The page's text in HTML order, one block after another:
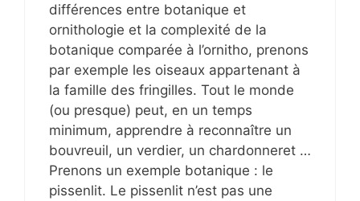
différences entre botanique et
ornithologie et la complexité de la
botanique comparée à l’ornitho, prenons
par exemple les oiseaux appartenant à
la famille des fringilles. Tout le monde
(ou presque) peut, en un temps
minimum, apprendre à reconnaître un
bouvreuil, un verdier, un chardonneret …
Prenons un exemple botanique : le
pissenlit. Le pissenlit n’est pas une